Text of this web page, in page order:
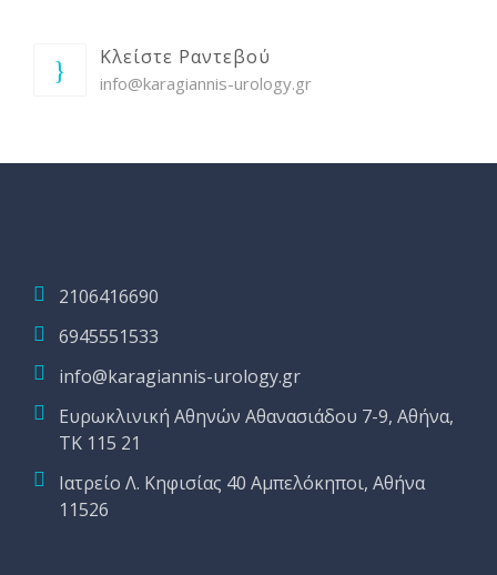
Κλείστε Ραντεβού
info@karagiannis-urology.gr
2106416690
6945551533
info@karagiannis-urology.gr
Ευρωκλινική Αθηνών Αθανασιάδου 7-9, Αθήνα,
ΤΚ 115 21
Ιατρείο Λ. Κηφισίας 40 Αμπελόκηποι, Αθήνα
11526